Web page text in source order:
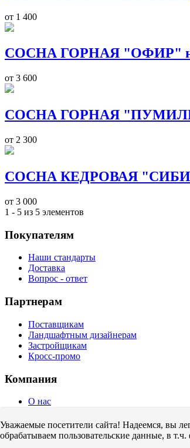
от 1 400
СОСНА ГОРНАЯ "ОФИР"
от 3 600
СОСНА ГОРНАЯ
от 2 300
СОСНА КЕДРОВАЯ
от 3 000
1 - 5 из 5 элементов
Покупателям
Наши стандарты
Доставка
Вопрос - ответ
Партнерам
Поставщикам
Ландшафтным дизайнерам
Застройщикам
Кросс-промо
Компания
О нас
Пользовательское соглашение
Оставьте отзыв о нас
Уважаемые посетители сайта! Надеемся, вы
обрабатываем пользовательские данные, в